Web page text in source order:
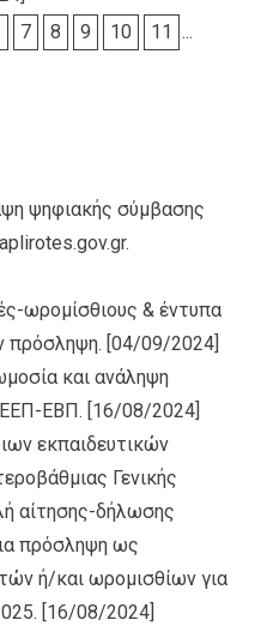
7 8 9 10 11 ...
ψηφιακής σύμβασης
ωρομίσθιους & έντυπα
πρόσληψη. [04/09/2024]
και ανάληψη
ΕΒΠ. [16/08/2024]
εκπαιδευτικών
Γενικής
αίτησης-δήλωσης
πρόσληψη ως
ή/και ωρομισθίων για
[16/08/2024]